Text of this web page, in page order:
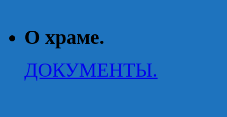
О храме.
ДОКУМЕНТЫ.